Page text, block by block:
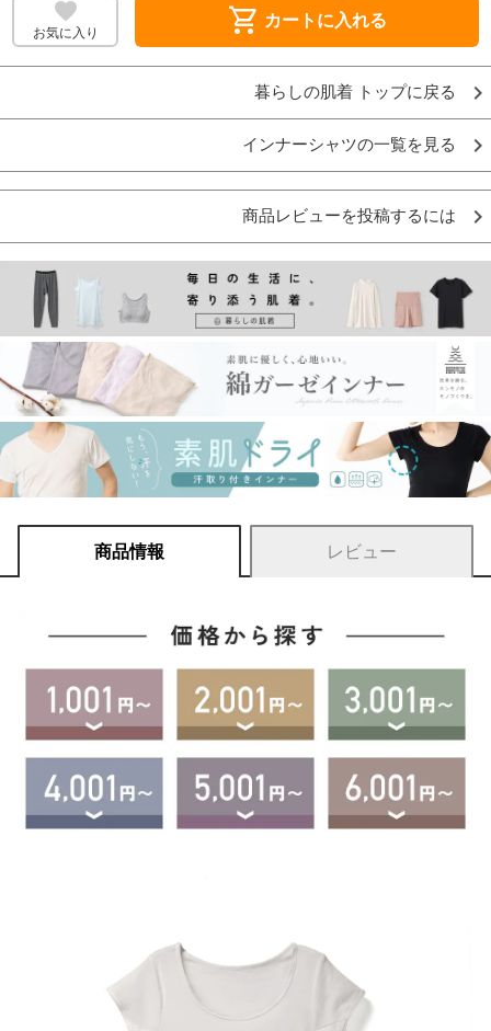
お気に入り shopping_cart カートに入れる
暮らしの肌着 トップに戻る
インナーシャツの一覧を見る
商品レビューを投稿するには
商品情報 レビュー